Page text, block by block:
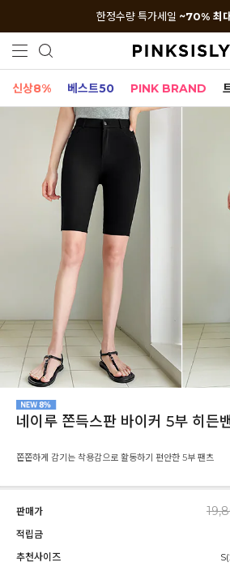
한정수량 특가세일 ~70% 최
신상8% 베스트50 PINK BRAND
네이루 쫀득스판 바이커 5부 히든
쫀쫀하게 감기는 착용감으로 활동하기 편안한 5부 팬츠
판매가
적립금
추천사이즈